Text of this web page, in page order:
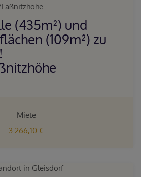
(435m²) und
(109m²) zu
Miete
3.266,10 €